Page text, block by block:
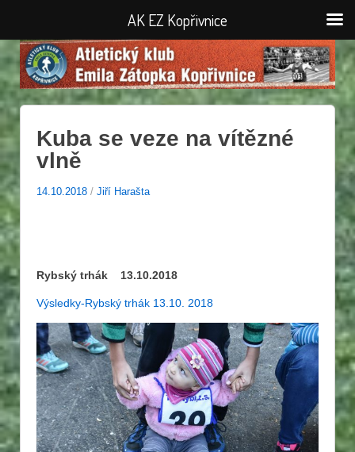
Kuba se veze na vítězné
vlně
14.10.2018 / Jiří Harašta
Rybský trhák 13.10.2018
Výsledky-Rybský trhák 13.10. 2018
AK EZ Kopřivnice